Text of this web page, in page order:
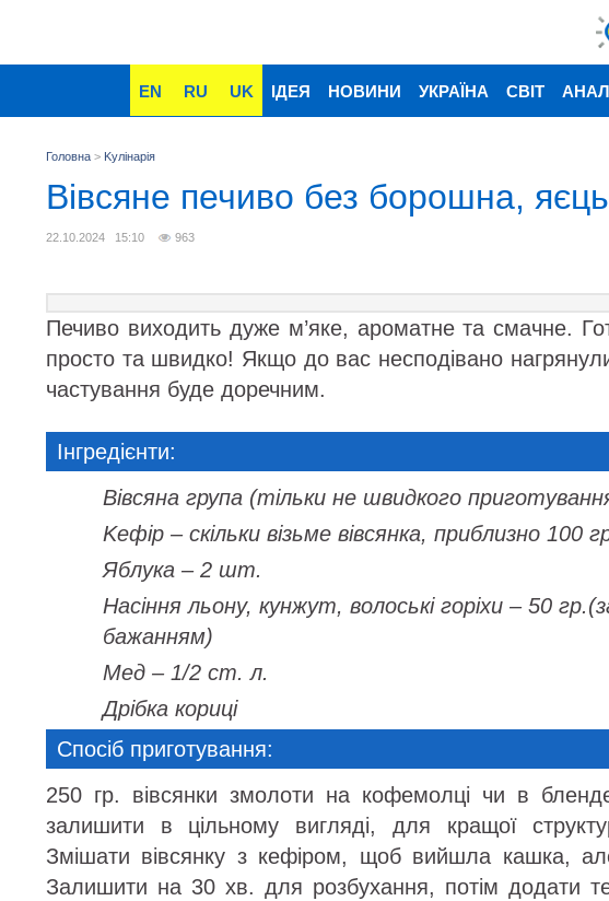
EN RU UK ІДЕЯ НОВИНИ УКРАЇНА СВІТ
Головна > Kулінарія
Вівсяне печиво без борошна, яєць
22.10.2024 15:10 963
Печиво виходить дуже м’яке, ароматне та смачне.
просто та швидко! Якщо до вас несподівано нагрянули
частування буде доречним.
Інгредієнти:
Вівсяна група (тільки не швидкого
Kефіp – скільки візьме вівсянка, приблизно 100
Яблука – 2 шт.
Насіння льону, кунжут, волоські горіхи – 50
бажанням)
Мед – 1/2 ст. л.
Дрібка кориці
Спосіб приготування:
250 гр. вівсянки змолоти на кофемолці чи в
залишити в цільному вигляді, для кращої
Змішати вівсянку з кефіром, щоб вийшла кашка,
Залишити на 30 хв. для розбухання, потім додати